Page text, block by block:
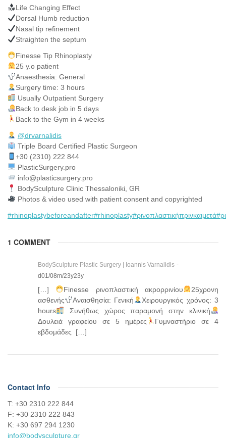
Life Changing Effect
Dorsal Humb reduction
Nasal tip refinement
Straighten the septum
Finesse Tip Rhinoplasty
25 y.o patient
Anaesthesia: General
Surgery time: 3 hours
Usually Outpatient Surgery
Back to desk job in 5 days
Back to the Gym in 4 weeks
@drvarnalidis⠀⠀⠀⠀⠀
Triple Board Certified Plastic Surgeon⠀
+30 (2310) 222 844
PlasticSurgery.pro⠀
info@plasticsurgery.pro
BodySculpture Clinic Thessaloniki, GR
Photos & video used with patient consent and copyrighted
#rhinoplastybeforeandafter#rhinoplasty#ρινοπλαστικήπρινκαιμετά
1 COMMENT
BodySculpture Plastic Surgery | Ioannis Varnalidis -
d01/08m/23y23y
[…] Finesse ρινοπλαστική ακρορρινίου
25χρονη
ασθενής
Αναισθησία: Γενική
Χειρουργικός χρόνος: 3
hours
Συνήθως χώρος παραμονή στην κλινική
Δουλειά γραφείου σε 5 ημέρες
Γυμναστήριο σε 4
εβδομάδες […]
Contact Info
Τ: +30 2310 222 844
F: +30 2310 222 843
Κ: +30 697 294 1230
info@bodysculpture.gr